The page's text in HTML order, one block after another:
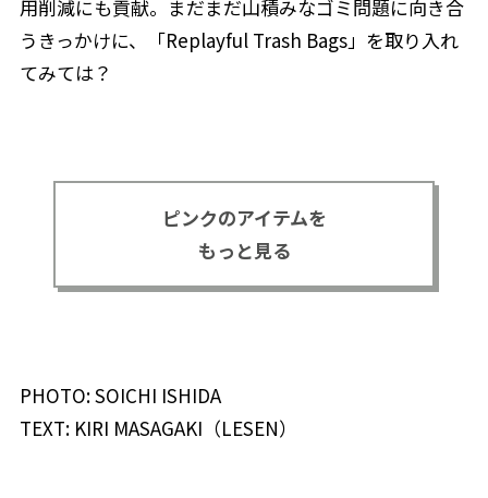
用削減にも貢献。まだまだ山積みなゴミ問題に向き合
うきっかけに、「Replayful Trash Bags」を取り入れ
てみては？
ピンクのアイテムを
もっと見る
PHOTO: SOICHI ISHIDA
TEXT: KIRI MASAGAKI（LESEN）